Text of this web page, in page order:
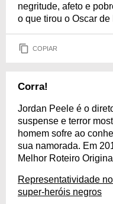
negritude, afeto e
o que tirou o Oscar
COPIAR
Corra!
Jordan Peele é o
suspense e terror
homem sofre ao
sua namorada. Em
Melhor Roteiro
Representatividade
super-heróis negros